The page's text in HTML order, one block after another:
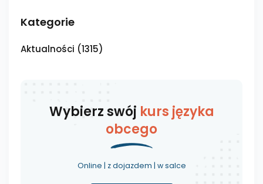
Kategorie
Aktualności (1315)
Wybierz swój kurs języka
obcego
Online | z dojazdem | w salce